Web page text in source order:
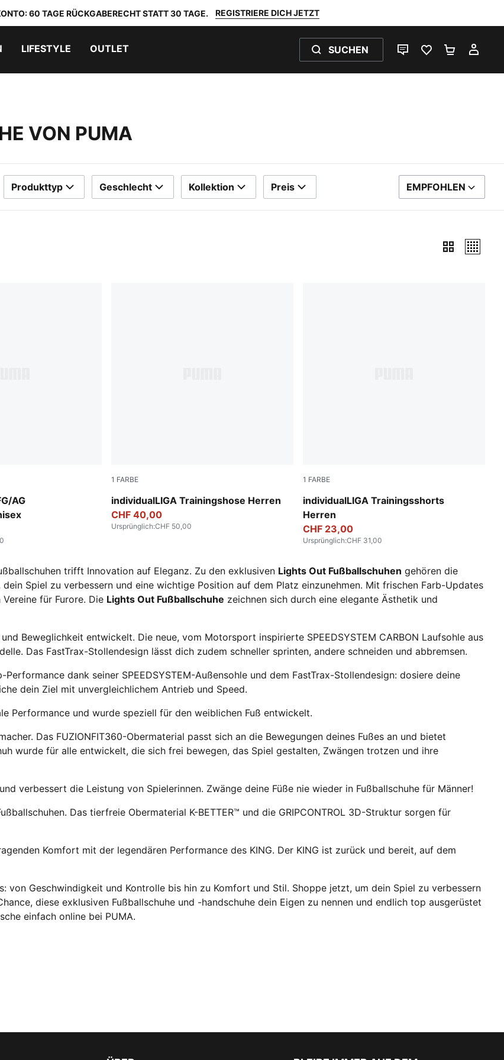
60 TAGE RÜCKGABERECHT STATT 30 TAGE. REGISTRIERE DICH JETZT
LIFESTYLE OUTLET SUCHEN
LIVE-CHATFAVORITEN 0
VON PUMA
Produkttyp Geschlecht Kollektion Preis SORTIEREN NACH
EMPFOHLEN
AG
White-Cool Dark Gray
1 FARBE
individualLIGA Trainingshose Herren
PUMA Black-PUMA White-Shadow Gray
CHF 40,00
Ursprünglich:CHF 50,00
1 FARBE
individualLIGA Trainingsshorts
Herren
Club Navy
CHF 23,00
Ursprünglich:CHF 31,00
trifft Innovation auf Eleganz. Zu den exklusiven Lights Out Fußballschuhen gehören die
dein Spiel zu verbessern und eine wichtige Position auf dem Platz einzunehmen. Mit frischen Farb-Updates
für Furore. Die Lights Out Fußballschuhe zeichnen sich durch eine elegante Ästhetik und
Beweglichkeit entwickelt. Die neue, vom Motorsport inspirierte SPEEDSYSTEM CARBON Laufsohle aus
Das FastTrax-Stollendesign lässt dich zudem schneller sprinten, andere schneiden und abbremsen.
dank seiner SPEEDSYSTEM-Außensohle und dem FastTrax-Stollendesign: dosiere deine
dein Ziel mit unvergleichlichem Antrieb und Speed.
Performance und wurde speziell für den weiblichen Fuß entwickelt.
Das FUZIONFIT360-Obermaterial passt sich an die Bewegungen deines Fußes an und bietet
wurde für alle entwickelt, die sich frei bewegen, das Spiel gestalten, Zwängen trotzen und ihre
verbessert die Leistung von Spielerinnen. Zwänge deine Füße nie wieder in Fußballschuhe für Männer!
Das tierfreie Obermaterial K-BETTER™ und die GRIPCONTROL 3D-Struktur sorgen für
Komfort mit der legendären Performance des KING. Der KING ist zurück und bereit, auf dem
von Geschwindigkeit und Kontrolle bis hin zu Komfort und Stil. Shoppe jetzt, um dein Spiel zu verbessern
diese exklusiven Fußballschuhe und -handschuhe dein Eigen zu nennen und endlich top ausgerüstet
einfach online bei PUMA.